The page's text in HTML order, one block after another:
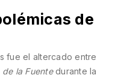
de
fue el altercado entre
de la Fuentedurante la